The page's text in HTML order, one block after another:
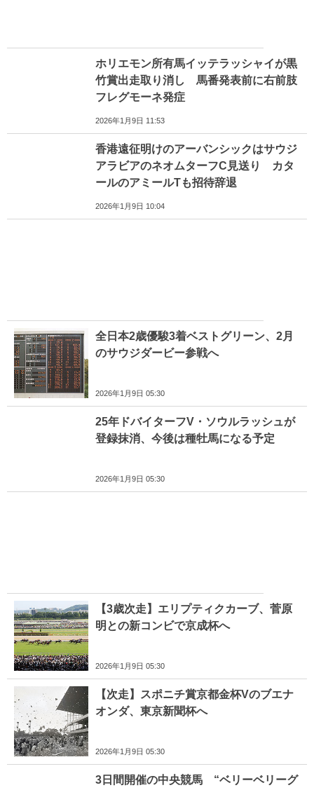
ホリエモン所有馬イッテラッシャイが黒
竹賞出走取り消し 馬番発表前に右前肢
フレグモーネ発症
2026年1月9日 11:53
香港遠征明けのアーバンシックはサウジ
アラビアのネオムターフC見送り カタ
ールのアミールTも招待辞退
2026年1月9日 10:04
全日本2歳優駿3着ベストグリーン、2月
のサウジダービー参戦へ
2026年1月9日 05:30
25年ドバイターフV・ソウルラッシュが
登録抹消、今後は種牡馬になる予定
2026年1月9日 05:30
【3歳次走】エリプティクカーブ、菅原
明との新コンビで京成杯へ
2026年1月9日 05:30
【次走】スポニチ賞京都金杯Vのブエナ
オンダ、東京新聞杯へ
2026年1月9日 05:30
3日間開催の中央競馬 “ベリーベリーグ